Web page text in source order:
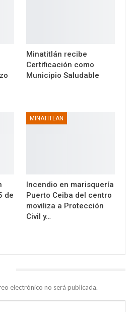
Minatitlán recibe
Certificación como
Municipio Saludable
de
MINATITLAN
Incendio en marisquería
Puerto Ceiba del centro
moviliza a Protección
Civil y…
electrónico no será publicada.